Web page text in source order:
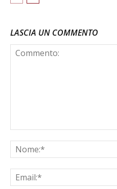
LASCIA UN COMMENTO